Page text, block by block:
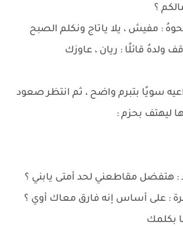
؟
: مفيش ، يلا ياتاج ونكلم الصبح
ولدهُ قائلًا : ريان ، عاوزك
سويًا بتبرم واضح ، ثم انتظر صعود
ليهتف بحزم :
هتفضل مقاطعني لحد أمتى يابني ؟
: على أساس إنه فارق معاك أوي ؟
بكلمك